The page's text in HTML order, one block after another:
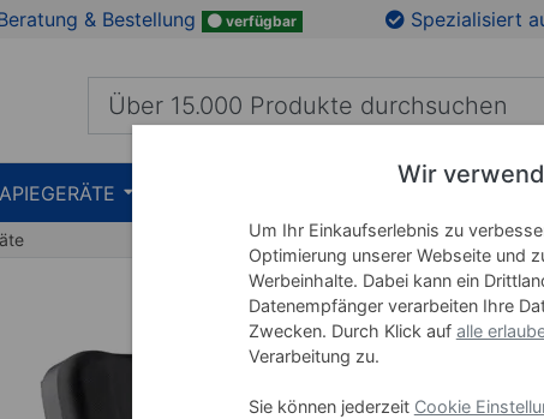
Produktbeschreibung springen Zu den Produktbildern
& Bestellung verfügbar Spezialisiert
Wir
Um Ihr Einkaufserlebnis zu
Optimierung unserer Webseite und
Werbeinhalte. Dabei kann ein
Datenempfänger verarbeiten Ihre
Zwecken. Durch Klick auf alle
Verarbeitung zu.
Sie können jederzeit Cookie